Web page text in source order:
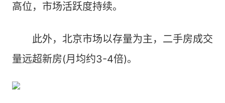
高位，市场活跃度持续。
此外，北京市场以存量为主，二手房成交
量远超新房(月均约3-4倍)。